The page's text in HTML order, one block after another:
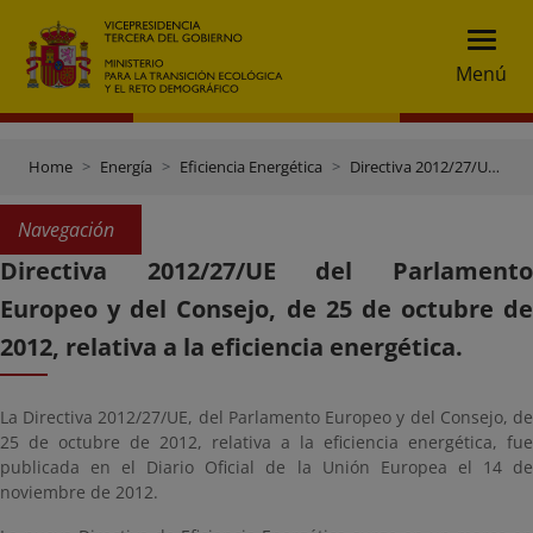
Menú
Home Energía Eficiencia Energética Directiva 2012/27/UE del Parlamento Europeo y del Consejo, de 25 de octubre de 2012, relativa a la eficiencia energética.
Navegación
Directiva 2012/27/UE del Parlamento
Europeo y del Consejo, de 25 de octubre de
2012, relativa a la eficiencia energética.
La Directiva 2012/27/UE, del Parlamento Europeo y del Consejo, de
25 de octubre de 2012, relativa a la eficiencia energética, fue
publicada en el Diario Oficial de la Unión Europea el 14 de
noviembre de 2012.